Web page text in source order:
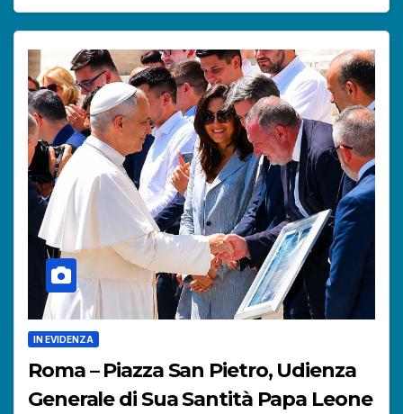
IN EVIDENZA
Roma – Piazza San Pietro, Udienza
Generale di Sua Santità Papa Leone